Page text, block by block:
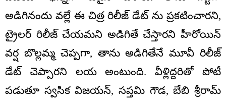
అడిగినందు వల్లే ఈ చిత్ర రిలీజ్ డేట్ ను ప్రకటించారని,
ట్రైలర్ రిలీజ్ చేయమని అడిగితే చేస్తారని హీరోయిన్
వర్ష బొల్లమ్మ చెప్పగా, తాను అడిగితేనే మూవీ రిలీజ్
డేట్ చెప్పారని లయ అంటుంది. వీళ్లిద్దరితో పోటీ
పడుతూ స్వసిక విజయన్, సప్తమి గౌడ, బేబి శ్రీరామ్